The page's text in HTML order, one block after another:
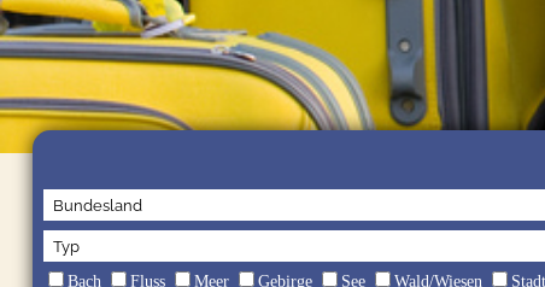
Bach Fluss Meer Gebirge See Wald/Wiesen